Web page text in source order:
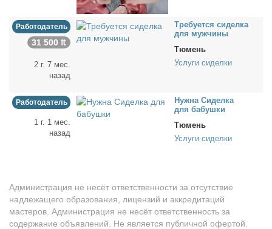
Работодатель
31 500 ₶
2 г. 7 мес.
назад
Тре­бу­ет­ся си­дел­ка
для муж­чи­ны
Тюмень
Услуги сиделки
Работодатель
1 г. 1 мес.
назад
Нуж­на Си­дел­ка
для ба­буш­ки
Тюмень
Услуги сиделки
Администрация не несёт ответственности за отсутствие
надлежащего образования, лицензий и аккредитаций
мастеров. Администрация не несёт ответственность за
содержание объявлений. Не является публичной офертой.